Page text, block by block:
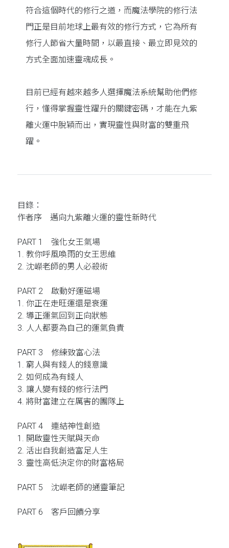
符合這個時代的修行之道，而魔法學院的修行法
門正是目前地球上最有效的修行方式，它為所有
修行人節省大量時間，以最直接、最立即見效的
方式全面加速靈魂成長。
目前已經有越來越多人選擇魔法系統幫助他們修
行，懂得掌握靈性躍升的關鍵密碼，才能在九紫
離火運中脫穎而出，實現靈性與財富的雙重飛
躍。
目錄：
作者序 邁向九紫離火運的靈性新時代
PART 1 強化女王氣場
1. 教你呼風喚雨的女王思維
2. 沈嶸老師的男人必殺術
PART 2 啟動好運磁場
1. 你正在走旺運還是衰運
2. 導正運氣回到正向狀態
3. 人人都要為自己的運氣負責
PART 3 修練致富心法
1. 窮人與有錢人的錢意識
2. 如何成為有錢人
3. 讓人變有錢的修行法門
4. 將財富建立在厲害的團隊上
PART 4 連結神性創造
1. 開啟靈性天賦與天命
2. 活出自我創造富足人生
3. 靈性高低決定你的財富格局
PART 5 沈嶸老師的通靈筆記
PART 6 客戶回饋分享